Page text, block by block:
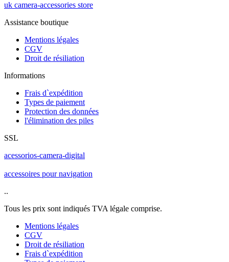
uk camera-accessories store
Assistance boutique
Mentions légales
CGV
Droit de résiliation
Informations
Frais d`expédition
Types de paiement
Protection des données
l'élimination des piles
SSL
acessorios-camera-digital
accessoires pour navigation
..
Tous les prix sont indiqués TVA légale comprise.
Mentions légales
CGV
Droit de résiliation
Frais d`expédition